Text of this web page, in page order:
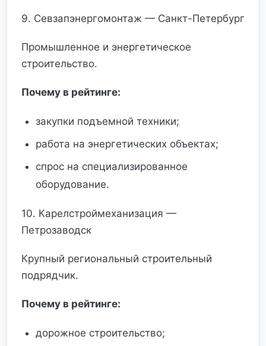
9. Севзапэнергомонтаж — Санкт-Петербург
Промышленное и энергетическое
строительство.
Почему в рейтинге:
закупки подъемной техники;
работа на энергетических объектах;
спрос на специализированное
оборудование.
10. Карелстроймеханизация —
Петрозаводск
Крупный региональный строительный
подрядчик.
Почему в рейтинге:
дорожное строительство;